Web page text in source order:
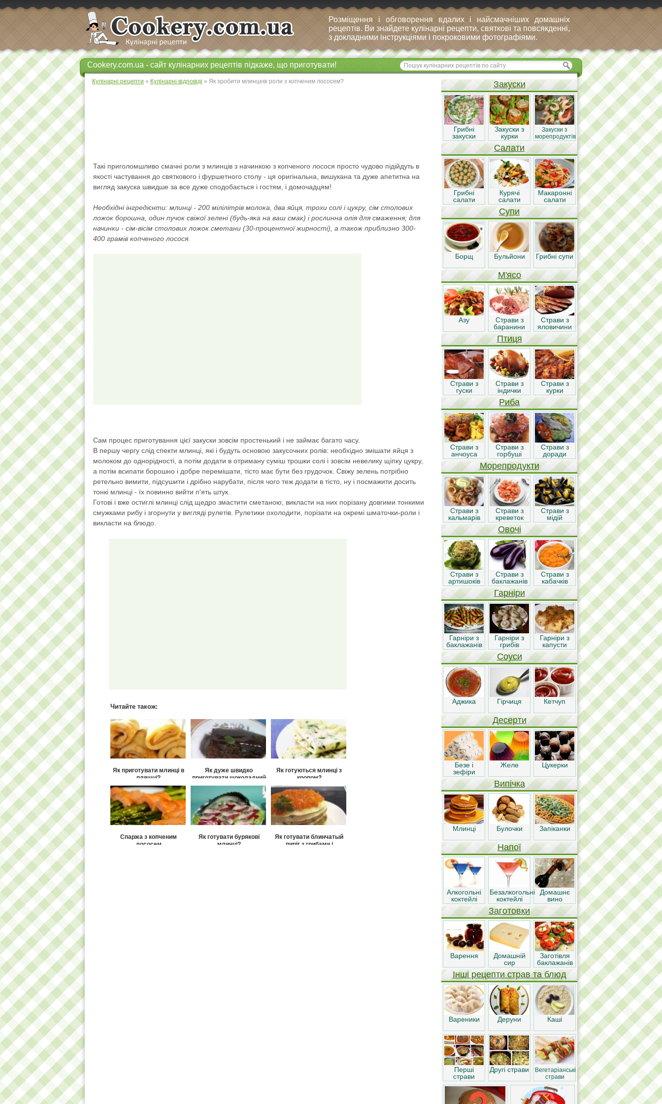
Розміщення і обговорення вдалих і найсмачніших домашніх
рецептів. Ви знайдете кулінарні рецепти, святкові та повсякденні,
з докладними інструкціями і покроковими фотографіями.
Cookery.com.ua - сайт кулінарних рецептів підкаже, що приготувати!
Кулінарні рецепти » Кулінарні відповіді » Як зробити млинцеві роли з копченим лососем?
Такі приголомшливо смачні роли з млинців з начинкою з копченого лосося просто чудово підійдуть в
якості частування до святкового і фуршетного столу - ця оригінальна, вишукана та дуже апетитна на
вигляд закуска швидше за все дуже сподобається і гостям, і домочадцям!
Необхідні інгредієнти: млинці - 200 мілілітрів молока, два яйця, трохи солі і цукру, сім столових
ложок борошна, один пучок свіжої зелені (будь-яка на ваш смак) і рослинна олія для смаження; для
начинки - сім-вісім столових ложок сметани (30-процентної жирності), а також приблизно 300-
400 грамів копченого лосося.
Сам процес приготування цієї закуски зовсім простенький і не займає багато часу.
В першу чергу слід спекти млинці, які і будуть основою закусочних ролів: необхідно змішати яйця з
молоком до однорідності, а потім додати в отриману суміш трошки солі і зовсім невелику щіпку цукру,
а потім всипати борошно і добре перемішати, тісто має бути без грудочок. Свіжу зелень потрібно
ретельно вимити, підсушити і дрібно нарубати, після чого теж додати в тісто, ну і посмажити досить
тонкі млинці - їх повинно вийти п'ять штук.
Готові і вже остиглі млинці слід щедро змастити сметаною, викласти на них порізану довгими тонкими
смужками рибу і згорнути у вигляді рулетів. Рулетики охолодити, порізати на окремі шматочки-роли і
викласти на блюдо.
Читайте також:
Як приготувати млинці в
пляшці?
Як дуже швидко
приготувати шоколадний
тортик?
Як готуються млинці з
кропом?
Спаржа з копченим
лососем
Як готувати бурякові
млинці?
Як готувати блинчатый
пиріг з грибами і
Закуски
Грибні
закуски
Закуски з
курки
Закуски з
морепродуктів
Салати
Грибні
салати
Курячі
салати
Макаронні
салати
Супи
Борщ Бульйони Грибні супи
М'ясо
Азу
Страви з
баранини
Страви з
яловичини
Птиця
Страви з
гуски
Страви з
індички
Страви з
курки
Риба
Страви з
анчоуса
Страви з
горбуші
Страви з
доради
Морепродукти
Страви з
кальмарів
Страви з
креветок
Страви з
мідій
Овочі
Страви з
артишоків
Страви з
баклажанів
Страви з
кабачків
Гарніри
Гарніри з
баклажанів
Гарніри з
грибів
Гарніри з
капусти
Соуси
Аджика Гірчиця Кетчуп
Десерти
Безе і
зефіри
Желе Цукерки
Випічка
Млинці Булочки Запіканки
Напої
Алкогольні
коктейлі
Безалкогольні
коктейлі
Домашнє
вино
Заготовки
Варення
Домашній
сир
Заготівля
баклажанів
Інші рецепти страв та блюд
Вареники Деруни Каші
Перші
страви
Другі страви
Вегетаріанські
страви